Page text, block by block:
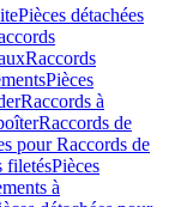
Pièces détachées
Raccords
Pièces
Raccords à
Raccords de
pour Raccords de
filetésPièces
à